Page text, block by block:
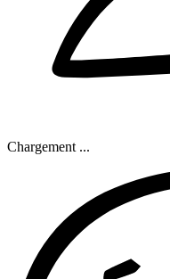
Chargement ...